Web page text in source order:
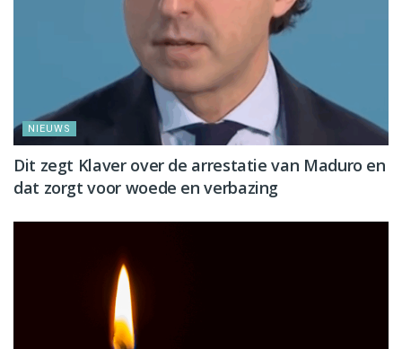
NIEUWS
Dit zegt Klaver over de arrestatie van Maduro en
dat zorgt voor woede en verbazing